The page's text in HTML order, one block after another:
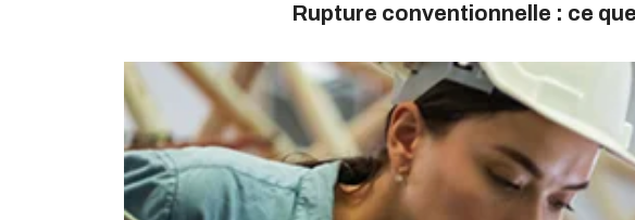
Rupture conventionnelle : ce